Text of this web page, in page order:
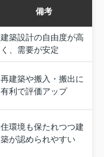
備考
建築設計の自由度が高
く、需要が安定
再建築や搬入・搬出に
有利で評価アップ
住環境も保たれつつ建
築が認められやすい